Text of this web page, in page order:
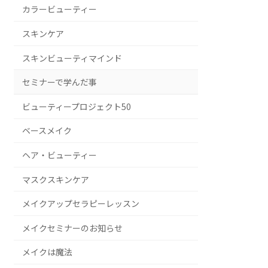
カラービューティー
スキンケア
スキンビューティマインド
セミナーで学んだ事
ビューティープロジェクト50
ベースメイク
ヘア・ビューティー
マスクスキンケア
メイクアップセラピーレッスン
メイクセミナーのお知らせ
メイクは魔法